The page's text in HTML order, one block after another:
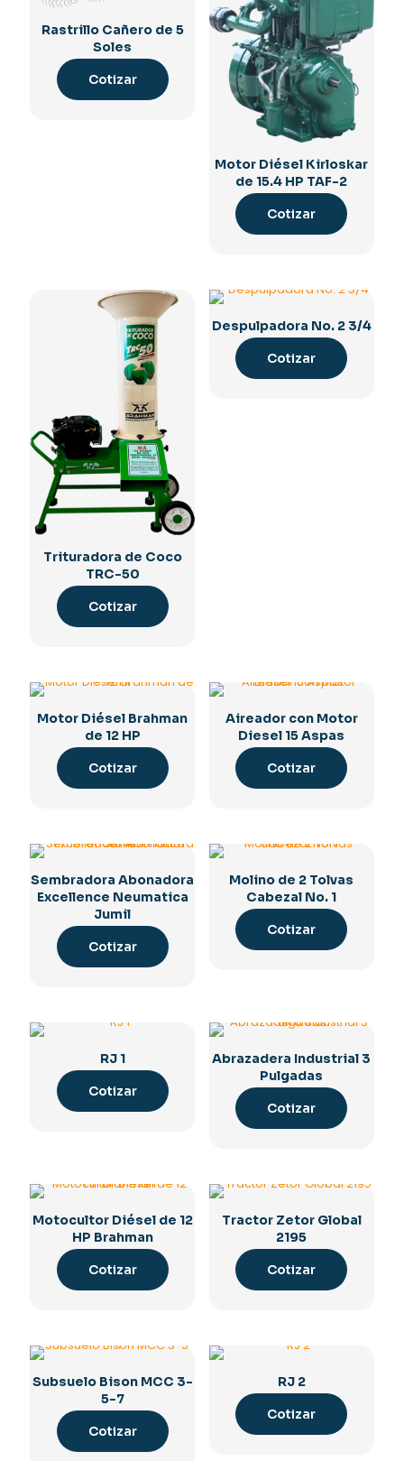
Rastrillo Cañero de 5
Soles
Cotizar
Motor Diésel Kirloskar
de 15.4 HP TAF-2
Cotizar
Trituradora de Coco
TRC-50
Cotizar
Despulpadora No. 2 3/4
Cotizar
Motor Diésel Brahman
de 12 HP
Cotizar
Aireador con Motor
Diesel 15 Aspas
Cotizar
Sembradora Abonadora
Excellence Neumatica
Jumil
Cotizar
Molino de 2 Tolvas
Cabezal No. 1
Cotizar
RJ 1
Cotizar
Abrazadera Industrial 3
Pulgadas
Cotizar
Motocultor Diésel de 12
HP Brahman
Cotizar
Tractor Zetor Global
2195
Cotizar
Subsuelo Bison MCC 3-
5-7
Cotizar
RJ 2
Cotizar